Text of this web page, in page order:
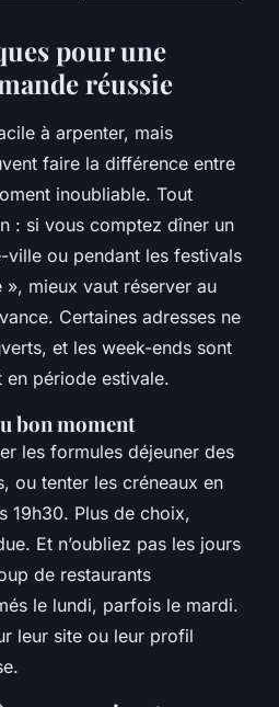
pour une
réussie
à arpenter, mais
faire la différence entre
inoubliable. Tout
: si vous comptez dîner un
ville ou pendant les festivals
», mieux vaut réserver au
Certaines adresses ne
et les week-ends sont
période estivale.
bon moment
les formules déjeuner des
ou tenter les créneaux en
19h30. Plus de choix,
Et n’oubliez pas les jours
de restaurants
le lundi, parfois le mardi.
leur site ou leur profil